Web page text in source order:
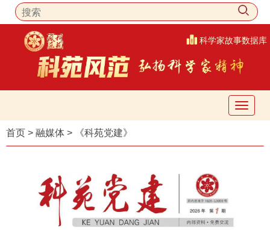
科学家故事数据库
首页 > 融媒体 > 《科苑党建》